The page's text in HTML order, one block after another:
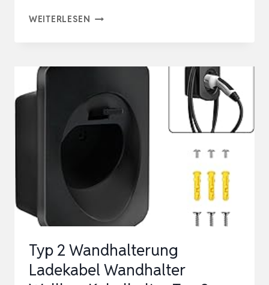
WEITERLESEN 5.5V
WV1
WV2
WV55,
WV70,
WV75,
Typ 2 Wandhalterung
Ladekabel Wandhalter